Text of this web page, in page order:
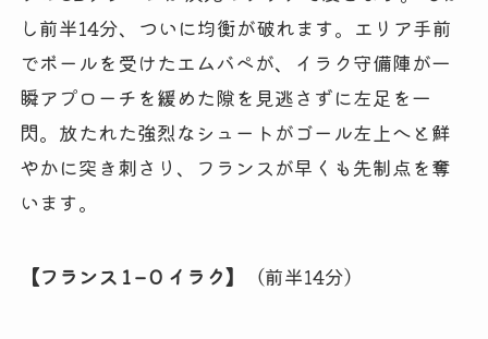
し前半14分、ついに均衡が破れます。エリア手前
でボールを受けたエムバペが、イラク守備陣が一
瞬アプローチを緩めた隙を見逃さずに左足を一
閃。放たれた強烈なシュートがゴール左上へと鮮
やかに突き刺さり、フランスが早くも先制点を奪
います。
【フランス 1 – 0 イラク】 （前半14分）